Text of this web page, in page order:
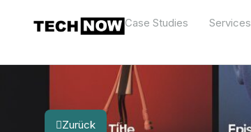
Case Studies Services
Zurück